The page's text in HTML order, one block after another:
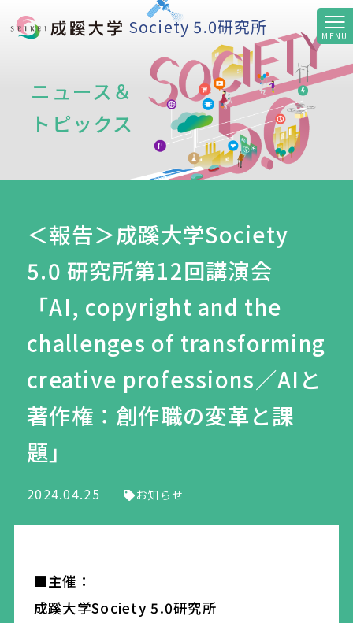
Society 5.0研究所
ニュース＆
トピックス
＜報告＞成蹊大学Society
5.0 研究所第12回講演会
「AI, copyright and the
challenges of transforming
creative professions／AIと
著作権：創作職の変革と課
題」
2024.04.25 お知らせ
■主催：
成蹊大学Society 5.0研究所